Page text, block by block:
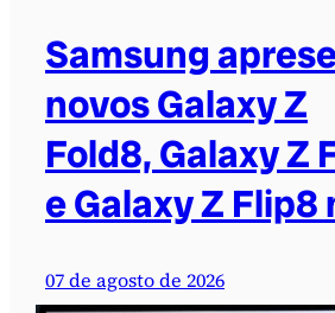
Samsung
novos Galaxy Z
Fold8, Galaxy Z
e Galaxy Z Flip8
07 de agosto de 2026